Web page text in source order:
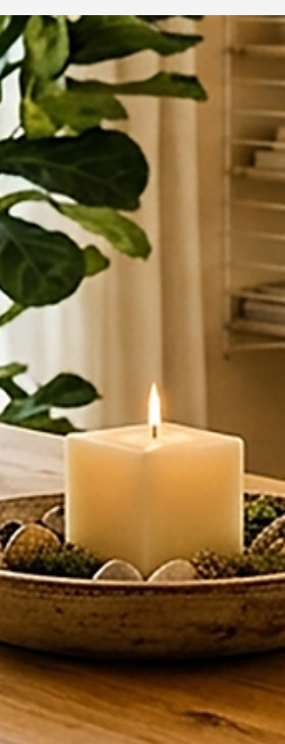
lokale Imkerei so wichtig? Und welche Vorteile
bringt sie uns allen? Lasst uns gemeinsam in die
Welt der Bienen eintauchen und entdecken, wie
wir durch lokale Imkerei nicht nur leckeren Honig
genießen, sondern auch aktiv zum Schutz
Natur